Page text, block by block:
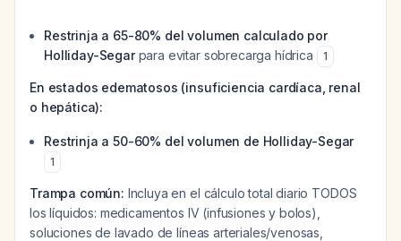
Restrinja a 65-80% del volumen calculado por
Holliday-Segarpara evitar sobrecarga hídrica 1
En estados edematosos (insuficiencia cardíaca, renal
o hepática):
Restrinja a 50-60% del volumen de Holliday-Segar
1
Trampa común: Incluya en el cálculo total diario TODOS
los líquidos: medicamentos IV (infusiones y bolos),
soluciones de lavado de líneas arteriales/venosas,